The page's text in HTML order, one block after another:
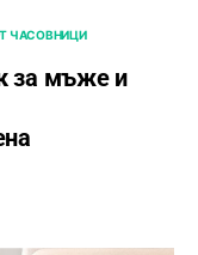
ЧАСОВНИЦИ
за мъже и